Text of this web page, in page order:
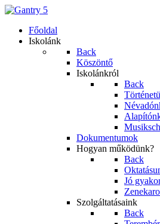
Főoldal
Iskolánk
Back
Köszöntő
Iskolánkról
Back
Dokumentumok
Hogyan működünk?
Back
Jó
Szolgáltatásaink
Back